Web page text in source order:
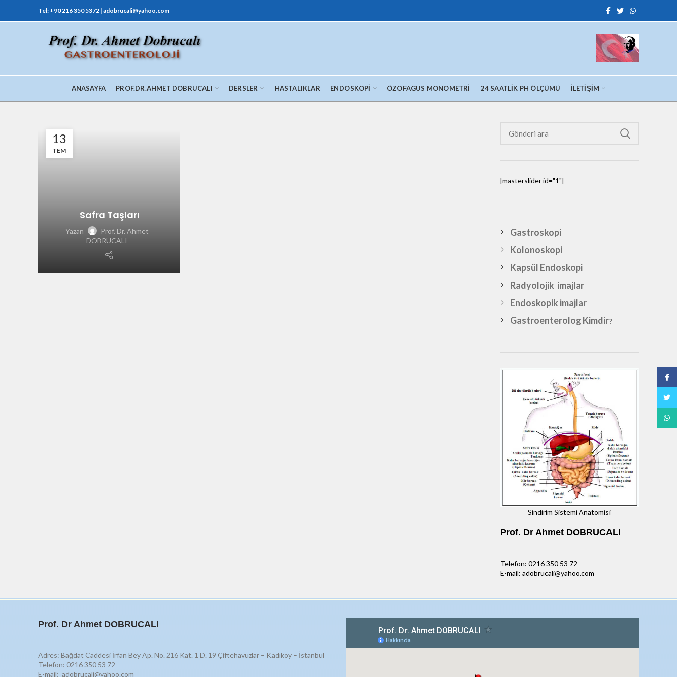
Tel: +90 216 350 5372 | adobrucali@yahoo.com
ANASAYFA PROF.DR.AHMET DOBRUCALI DERSLER HASTALIKLAR ENDOSKOPI ÖZOFAGUS MONOMETRI 24 SAATLIK PH ÖLÇÜMÜ İLETIŞIM
13
TEM
Safra Taşları
Yazan
Prof. Dr. Ahmet
DOBRUCALI
[masterslider id="1"]
Gastroskopi
Kolonoskopi
Kapsül Endoskopi
Radyolojik imajlar
Endoskopik imajlar
Gastroenterolog Kimdir?
Sindirim Sistemi Anatomisi
Prof. Dr Ahmet DOBRUCALI
Telefon: 0216 350 53 72
E-mail: adobrucali@yahoo.com
Prof. Dr Ahmet DOBRUCALI
Adres: Bağdat Caddesi İrfan Bey Ap. No. 216 Kat. 1 D. 19 Çiftehavuzlar – Kadıköy – İstanbul
Telefon: 0216 350 53 72
E-mail: adobrucali@yahoo.com